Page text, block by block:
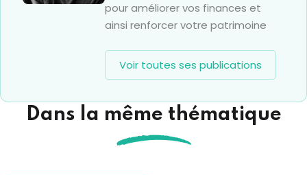
pour améliorer vos finances et
ainsi renforcer votre patrimoine
Voir toutes ses publications
Dans la même thématique